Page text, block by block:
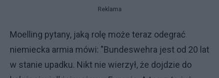
Reklama
Moelling pytany, jaką rolę może teraz odegrać
niemiecka armia mówi: "Bundeswehra jest od 20 lat
w stanie upadku. Nikt nie wierzył, że dojdzie do